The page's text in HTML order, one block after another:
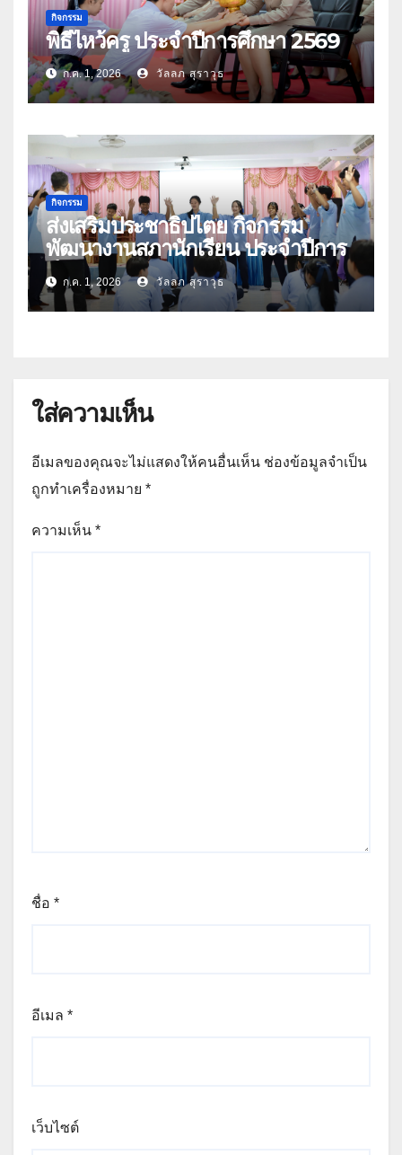
กิจกรรม
พิธีไหว้ครู ประจำปีการศึกษา 2569
ก.ค. 1, 2026 วัลลภ สุราวุธ
กิจกรรม
ส่งเสริมประชาธิปไตย กิจกรรม
พัฒนางานสภานักเรียน ประจำปีการ
ศึกษา 2569
ก.ค. 1, 2026 วัลลภ สุราวุธ
ใส่ความเห็น
อีเมลของคุณจะไม่แสดงให้คนอื่นเห็น ช่องข้อมูลจำเป็น
ถูกทำเครื่องหมาย *
ความเห็น *
ชื่อ *
อีเมล *
เว็บไซต์